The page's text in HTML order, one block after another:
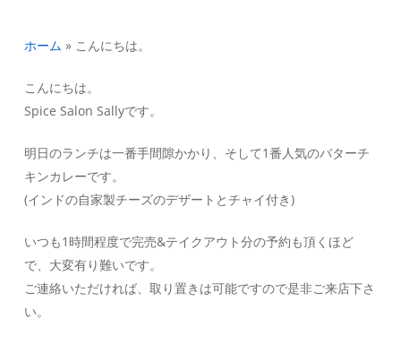
ホーム » こんにちは。
こんにちは。
Spice Salon Sallyです。
明日のランチは一番手間隙かかり、そして1番人気のバターチ
キンカレーです。
(インドの自家製チーズのデザートとチャイ付き)
いつも1時間程度で完売&テイクアウト分の予約も頂くほど
で、大変有り難いです。
ご連絡いただければ、取り置きは可能ですので是非ご来店下さ
い。